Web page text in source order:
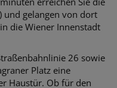
und gelangen von dort
die Wiener Innenstadt
26 sowie
Platz eine
Haustür. Ob für den